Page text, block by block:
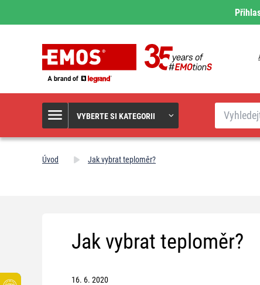
VYBERTE SI KATEGORII
Hledat
Úvod Jak vybrat teploměr?
Jak vybrat teploměr?
16. 6. 2020